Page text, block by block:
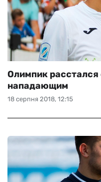
18 серпня 2018, 12:15
Олимпик
нападающим